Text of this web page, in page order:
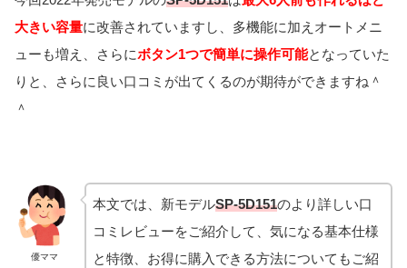
大きい容量に改善されていますし、多機能に加えオートメニ
ューも増え、さらにボタン1つで簡単に操作可能となっていた
りと、さらに良い口コミが出てくるのが期待ができますね＾
＾
優ママ
本文では、新モデルSP-5D151のより詳しい口
コミレビューをご紹介して、気になる基本仕様
と特徴、お得に購入できる方法についてもご紹